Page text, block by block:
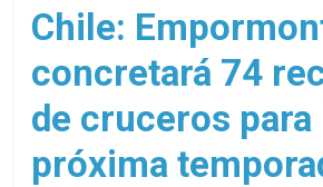
de
cruceros
en
solo
Chile:
concretará 74
de cruceros para
próxima